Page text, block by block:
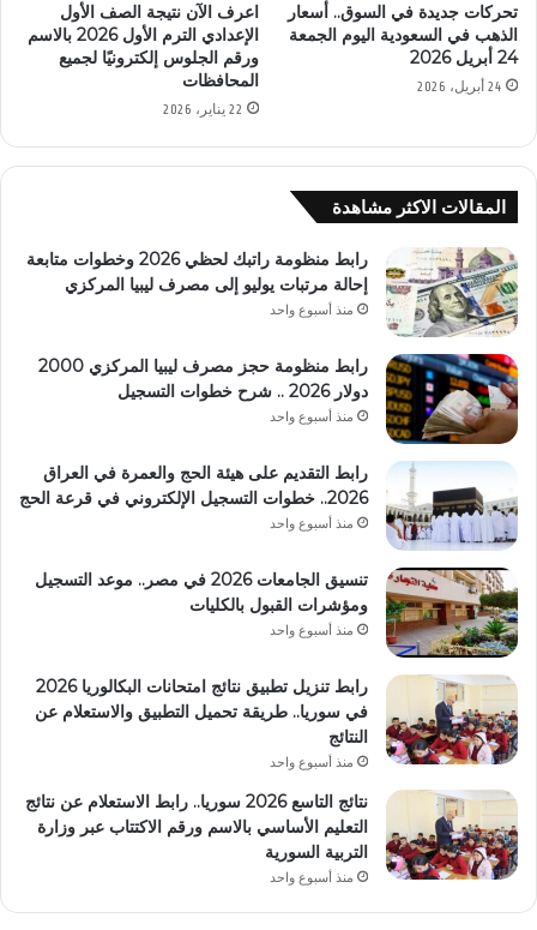
تحركات جديدة في السوق.. أسعار
الذهب في السعودية اليوم الجمعة
24 أبريل 2026
24 أبريل، 2026
اعرف الآن نتيجة الصف الأول
الإعدادي الترم الأول 2026 بالاسم
ورقم الجلوس إلكترونيًا لجميع
المحافظات
22 يناير، 2026
المقالات الاكثر مشاهدة
رابط منظومة راتبك لحظي 2026 وخطوات متابعة
إحالة مرتبات يوليو إلى مصرف ليبيا المركزي
منذ أسبوع واحد
رابط منظومة حجز مصرف ليبيا المركزي 2000
دولار 2026 .. شرح خطوات التسجيل
منذ أسبوع واحد
رابط التقديم على هيئة الحج والعمرة في العراق
2026.. خطوات التسجيل الإلكتروني في قرعة الحج
منذ أسبوع واحد
تنسيق الجامعات 2026 في مصر.. موعد التسجيل
ومؤشرات القبول بالكليات
منذ أسبوع واحد
رابط تنزيل تطبيق نتائج امتحانات البكالوريا 2026
في سوريا.. طريقة تحميل التطبيق والاستعلام عن
النتائج
منذ أسبوع واحد
نتائج التاسع 2026 سوريا.. رابط الاستعلام عن نتائج
التعليم الأساسي بالاسم ورقم الاكتتاب عبر وزارة
التربية السورية
منذ أسبوع واحد